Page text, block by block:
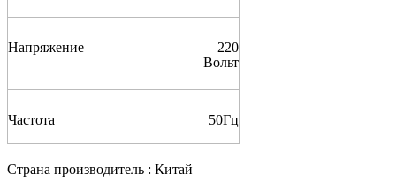
Напряжение
220
Вольт
Частота 50Гц
Страна производитель : Китай